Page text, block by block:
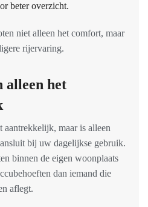
beter overzicht.
niet alleen het comfort, maar
rijervaring.
alleen het
maar is alleen
bij uw dagelijkse gebruik.
binnen de eigen woonplaats
dan iemand die
aflegt.